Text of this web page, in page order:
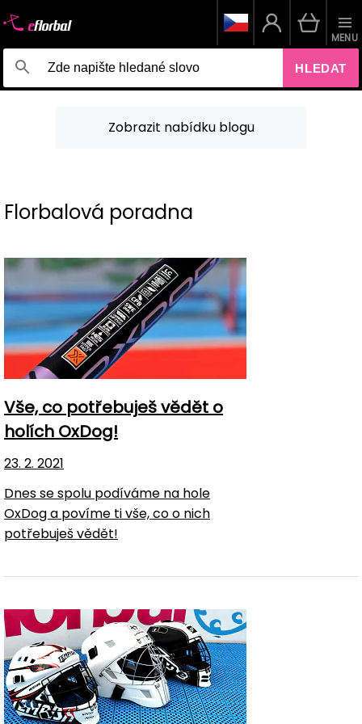
HLEDAT
MENU
Zobrazit nabídku blogu
Florbalová poradna
Vše, co potřebuješ vědět o
holích OxDog!
23. 2. 2021
Dnes se spolu podíváme na hole
OxDog a povíme ti vše, co o nich
potřebuješ vědět!